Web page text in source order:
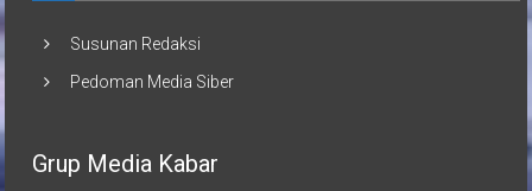
Susunan Redaksi
Pedoman Media Siber
Grup Media Kabar